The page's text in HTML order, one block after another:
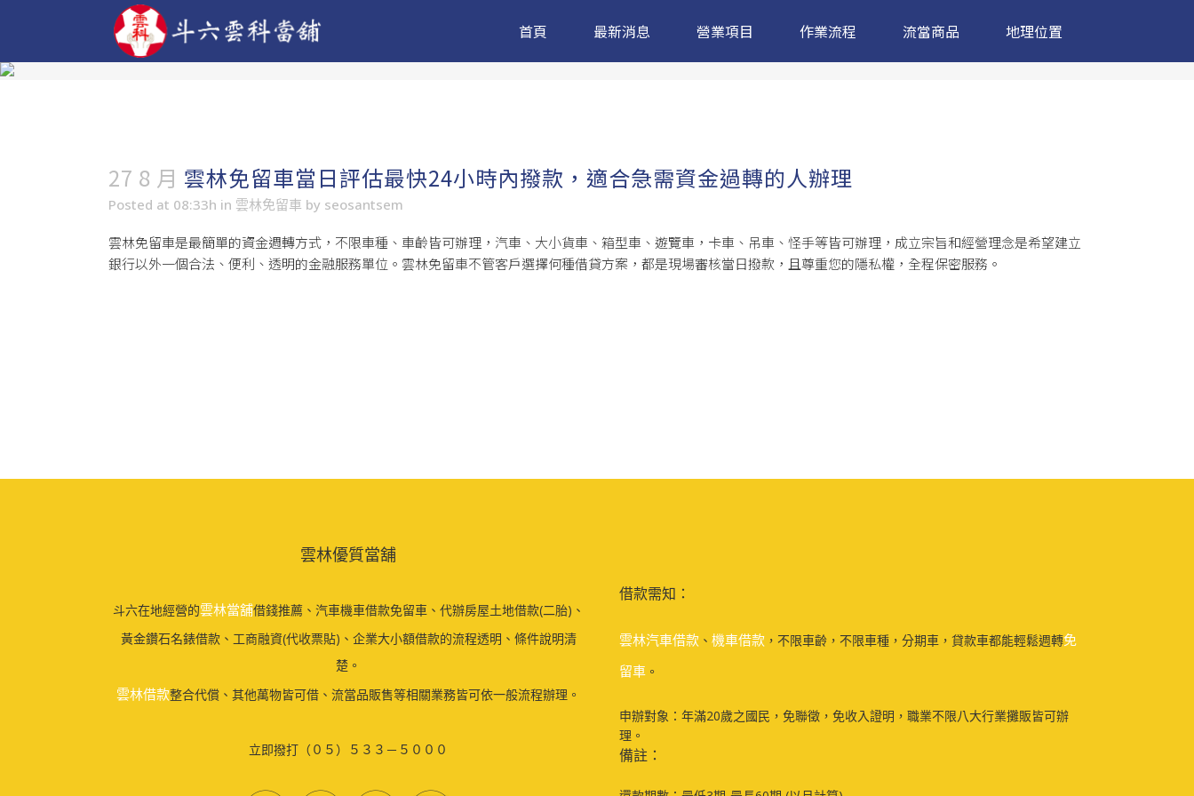
首頁 最新消息 營業項目 作業流程 流當商品 地理位置
27 8 月 雲林免留車當日評估最快24小時內撥款，適合急需資金過轉的人辦理
Posted at 08:33h in 雲林免留車 by seosantsem
雲林免留車是最簡單的資金週轉方式，不限車種、車齡皆可辦理，汽車、大小貨車、箱型車、遊覽車，卡車、吊車、怪手等皆可辦理，成立宗旨和經營理念是希望建立
銀行以外一個合法、便利、透明的金融服務單位。雲林免留車不管客戶選擇何種借貸方案，都是現場審核當日撥款，且尊重您的隱私權，全程保密服務。
雲林優質當舖
斗六在地經營的雲林當舖借錢推薦、汽車機車借款免留車、代辦房屋土地借款(二胎)、
黃金鑽石名錶借款、工商融資(代收票貼)、企業大小額借款的流程透明、條件說明清
楚。
雲林借款整合代償、其他萬物皆可借、流當品販售等相關業務皆可依一般流程辦理。
立即撥打（０５）５３３－５０００
借款需知：
雲林汽車借款 、 機車借款 ，不限車齡，不限車種，分期車，貸款車都能輕鬆週轉免
留車 。
申辦對象：年滿20歲之國民，免聯徵，免收入證明，職業不限八大行業攤販皆可辦
理。
備註：